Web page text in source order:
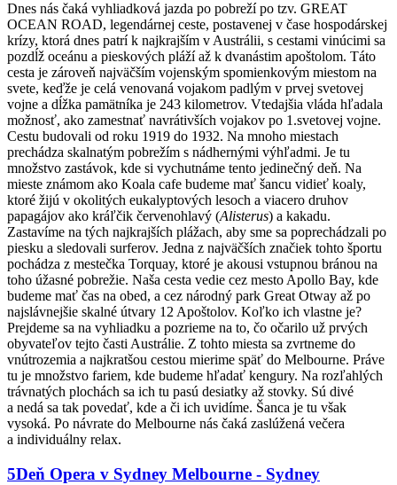
Dnes nás čaká vyhliadková jazda po pobreží po tzv. GREAT
OCEAN ROAD, legendárnej ceste, postavenej v čase hospodárskej
krízy, ktorá dnes patrí k najkrajším v Austrálii, s cestami vinúcimi sa
pozdĺž oceánu a pieskových pláží až k dvanástim apoštolom. Táto
cesta je zároveň najväčším vojenským spomienkovým miestom na
svete, keďže je celá venovaná vojakom padlým v prvej svetovej
vojne a dĺžka pamätníka je 243 kilometrov. Vtedajšia vláda hľadala
možnosť, ako zamestnať navrátivších vojakov po 1.svetovej vojne.
Cestu budovali od roku 1919 do 1932. Na mnoho miestach
prechádza skalnatým pobrežím s nádhernými výhľadmi. Je tu
množstvo zastávok, kde si vychutnáme tento jedinečný deň. Na
mieste známom ako Koala cafe budeme mať šancu vidieť koaly,
ktoré žijú v okolitých eukalyptových lesoch a viacero druhov
papagájov ako kráľčik červenohlavý (Alisterus) a kakadu.
Zastavíme na tých najkrajších plážach, aby sme sa poprechádzali po
piesku a sledovali surferov. Jedna z najväčších značiek tohto športu
pochádza z mestečka Torquay, ktoré je akousi vstupnou bránou na
toho úžasné pobrežie. Naša cesta vedie cez mesto Apollo Bay, kde
budeme mať čas na obed, a cez národný park Great Otway až po
najslávnejšie skalné útvary 12 Apoštolov. Koľko ich vlastne je?
Prejdeme sa na vyhliadku a pozrieme na to, čo očarilo už prvých
obyvateľov tejto časti Austrálie. Z tohto miesta sa zvrtneme do
vnútrozemia a najkratšou cestou mierime späť do Melbourne. Práve
tu je množstvo fariem, kde budeme hľadať kengury. Na rozľahlých
trávnatých plochách sa ich tu pasú desiatky až stovky. Sú divé
a nedá sa tak povedať, kde a či ich uvidíme. Šanca je tu však
vysoká. Po návrate do Melbourne nás čaká zaslúžená večera
a individuálny relax.
5Deň Opera v Sydney Melbourne - Sydney